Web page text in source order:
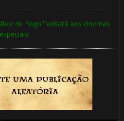
de Fogo" voltará aos cinemas